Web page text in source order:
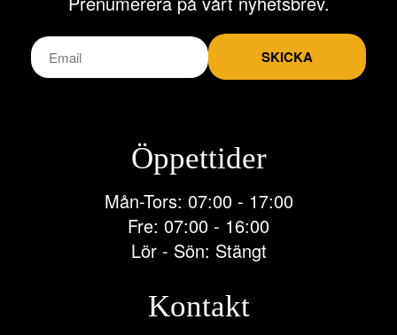
SKICKA
Öppettider
Mån-Tors: 07:00 - 17:00
Fre: 07:00 - 16:00
Lör - Sön: Stängt
Kontakt